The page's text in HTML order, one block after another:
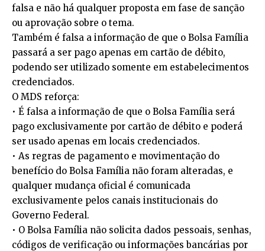
falsa e não há qualquer proposta em fase de sanção
ou aprovação sobre o tema.
Também é falsa a informação de que o Bolsa Família
passará a ser pago apenas em cartão de débito,
podendo ser utilizado somente em estabelecimentos
credenciados.
O MDS reforça:
• É falsa a informação de que o Bolsa Família será
pago exclusivamente por cartão de débito e poderá
ser usado apenas em locais credenciados.
• As regras de pagamento e movimentação do
benefício do Bolsa Família não foram alteradas, e
qualquer mudança oficial é comunicada
exclusivamente pelos canais institucionais do
Governo Federal.
• O Bolsa Família não solicita dados pessoais, senhas,
códigos de verificação ou informações bancárias por